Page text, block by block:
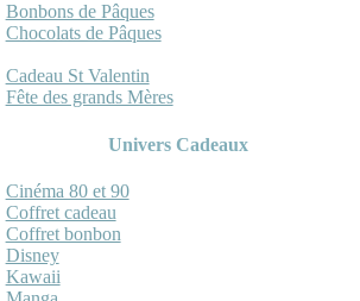
Bonbons de Pâques
Chocolats de Pâques
Cadeau St Valentin
Fête des grands Mères
Univers Cadeaux
Cinéma 80 et 90
Coffret cadeau
Coffret bonbon
Disney
Kawaii